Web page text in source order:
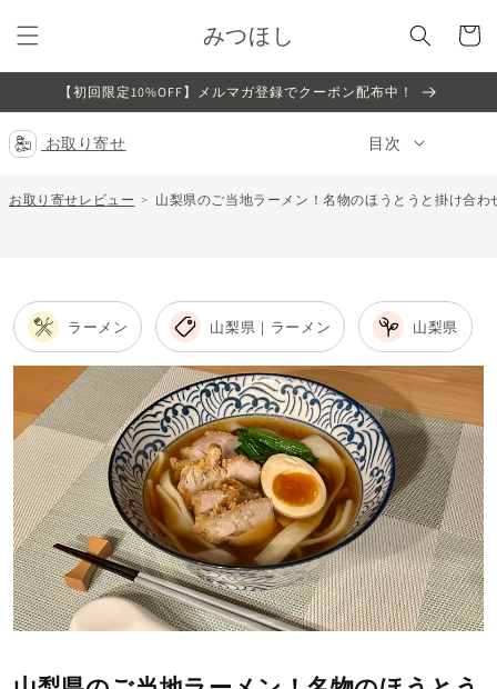
ンツに
進む
みつほし
ー
【初回限定10%OFF】メルマガ登録でクーポン配布中！
お取り寄せ 目次
お取り寄せレビュー 山梨県のご当地ラーメン！名物のほうとうと掛け合
ラーメン 山梨県｜ラーメン 山梨県